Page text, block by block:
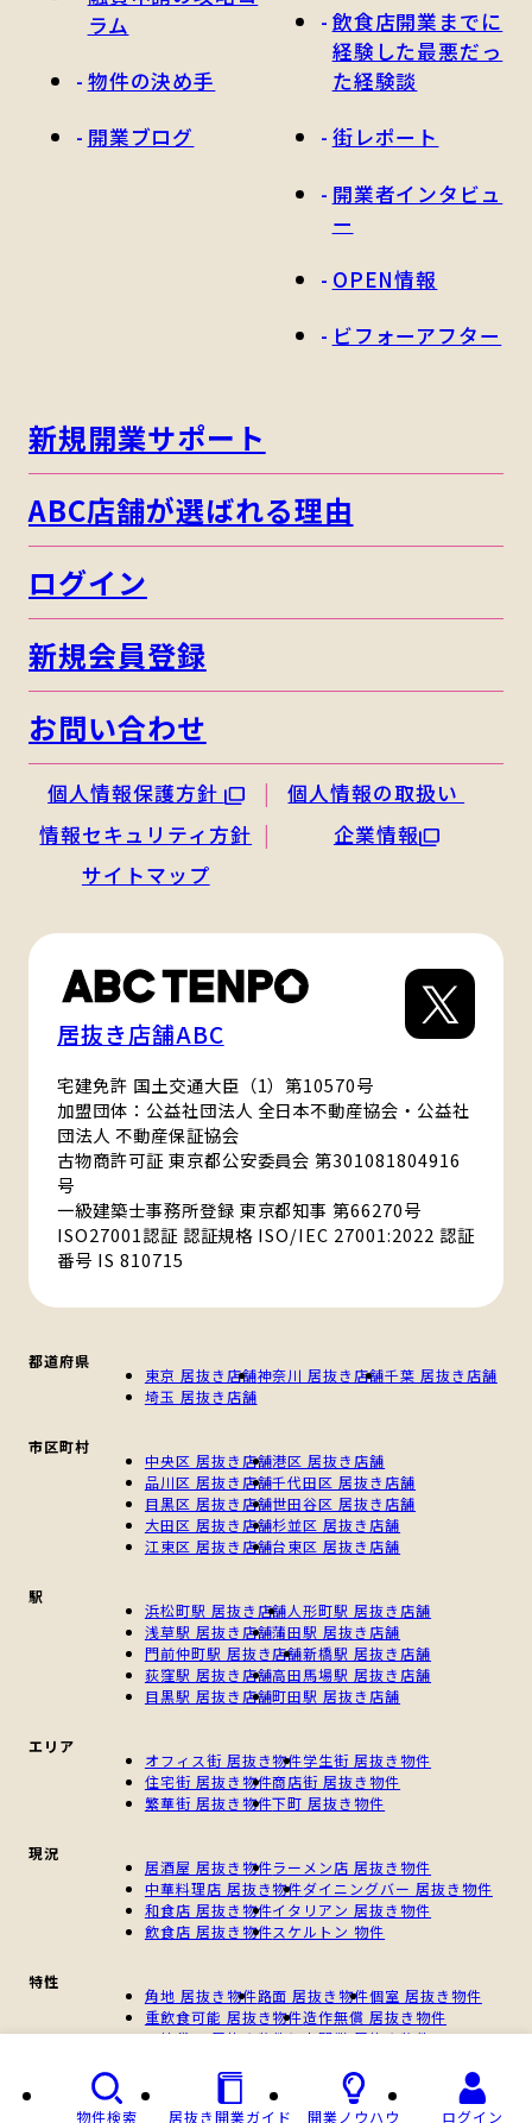
ラム
物件の決め手
開業ブログ
飲食店開業までに
経験した最悪だっ
た経験談
街レポート
開業者インタビュ
ー
OPEN情報
ビフォーアフター
新規開業サポート
ABC店舗が選ばれる理由
ログイン
新規会員登録
お問い合わせ
個人情報保護方針
個人情報の取扱い
情報セキュリティ方針
企業情報
サイトマップ
居抜き店舗ABC
宅建免許 国土交通大臣（1）第10570号
加盟団体：公益社団法人 全日本不動産協会・公益社
団法人 不動産保証協会
古物商許可証 東京都公安委員会 第301081804916
号
一級建築士事務所登録 東京都知事 第66270号
ISO27001認証 認証規格 ISO/IEC 27001:2022 認証
番号 IS 810715
都道府県
東京 居抜き店舗神奈川 居抜き店舗千葉 居抜き店舗
埼玉 居抜き店舗
市区町村
中央区 居抜き店舗港区 居抜き店舗
品川区 居抜き店舗千代田区 居抜き店舗
目黒区 居抜き店舗世田谷区 居抜き店舗
大田区 居抜き店舗杉並区 居抜き店舗
江東区 居抜き店舗台東区 居抜き店舗
駅
浜松町駅 居抜き店舗人形町駅 居抜き店舗
浅草駅 居抜き店舗蒲田駅 居抜き店舗
門前仲町駅 居抜き店舗新橋駅 居抜き店舗
荻窪駅 居抜き店舗高田馬場駅 居抜き店舗
目黒駅 居抜き店舗町田駅 居抜き店舗
エリア
オフィス街 居抜き物件学生街 居抜き物件
住宅街 居抜き物件商店街 居抜き物件
繁華街 居抜き物件下町 居抜き物件
現況
居酒屋 居抜き物件ラーメン店 居抜き物件
中華料理店 居抜き物件ダイニングバー 居抜き物件
和食店 居抜き物件イタリアン 居抜き物件
飲食店 居抜き物件スケルトン 物件
特性
角地 居抜き物件路面 居抜き物件個室 居抜き物件
重飲食可能 居抜き物件造作無償 居抜き物件
一棟貸し 居抜き物件個人開業 居抜き物件
物件検索 居抜き開業ガイド 開業ノウハウ ログイン